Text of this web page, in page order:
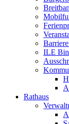
ILE
Rathaus